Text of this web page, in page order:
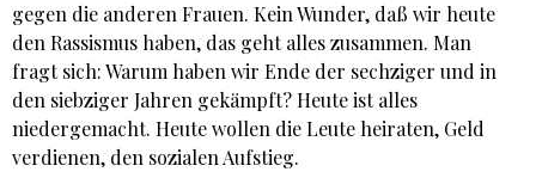
gegen die anderen Frauen. Kein Wunder, daß wir heute
den Rassismus haben, das geht alles zusammen. Man
fragt sich: Warum haben wir Ende der sechziger und in
den siebziger Jahren gekämpft? Heute ist alles
niedergemacht. Heute wollen die Leute heiraten, Geld
verdienen, den sozialen Aufstieg.